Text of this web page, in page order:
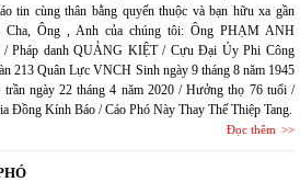
tin cùng thân bằng quyến thuộc và bạn hữu xa gần
Cha, Ông , Anh của chúng tôi: Ông PHẠM ANH
Pháp danh QUẢNG KIỆT / Cựu Đại Úy Phi Công
213 Quân Lực VNCH Sinh ngày 9 tháng 8 năm 1945
ngày 22 tháng 4 năm 2020 / Hưởng thọ 76 tuổi /
Đồng Kính Báo / Cáo Phó Này Thay Thế Thiệp Tang.
Đọc thêm